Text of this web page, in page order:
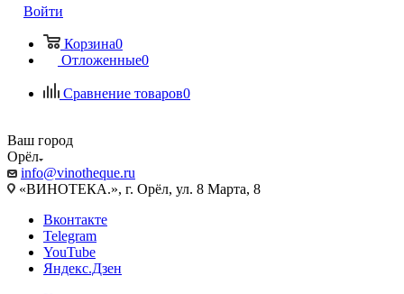
Войти
Корзина0
Отложенные0
Сравнение товаров0
Ваш город
Орёл
info@vinotheque.ru
«ВИНОТЕКА.», г. Орёл, ул. 8 Марта, 8
Вконтакте
Telegram
YouTube
Яндекс.Дзен